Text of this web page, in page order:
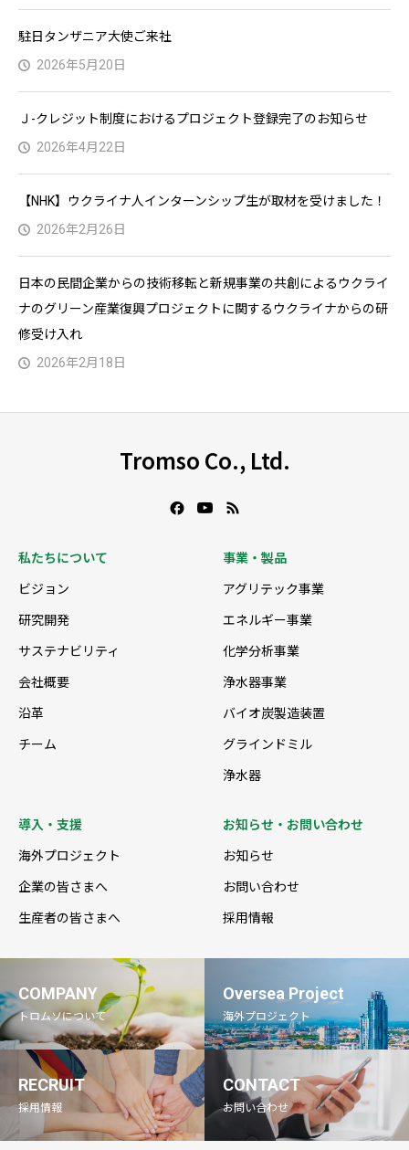
駐日タンザニア大使ご来社
2026年5月20日
Ｊ-クレジット制度におけるプロジェクト登録完了のお知らせ
2026年4月22日
【NHK】ウクライナ人インターンシップ生が取材を受けました！
2026年2月26日
日本の民間企業からの技術移転と新規事業の共創によるウクライ
ナのグリーン産業復興プロジェクトに関するウクライナからの研
修受け入れ
2026年2月18日
Tromso Co., Ltd.
私たちについて
ビジョン
研究開発
サステナビリティ
会社概要
沿革
チーム
事業・製品
アグリテック事業
エネルギー事業
化学分析事業
浄水器事業
バイオ炭製造装置
グラインドミル
浄水器
導入・支援
海外プロジェクト
企業の皆さまへ
生産者の皆さまへ
お知らせ・お問い合わせ
お知らせ
お問い合わせ
採用情報
COMPANY
トロムソについて
Oversea Project
海外プロジェクト
RECRUIT
採用情報
CONTACT
お問い合わせ